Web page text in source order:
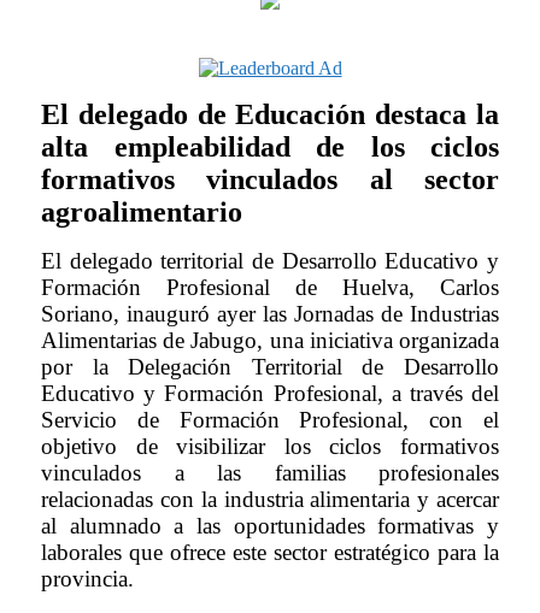
El delegado de Educación destaca la
alta empleabilidad de los ciclos
formativos vinculados al sector
agroalimentario
El delegado territorial de Desarrollo Educativo y
Formación Profesional de Huelva, Carlos
Soriano, inauguró ayer las Jornadas de Industrias
Alimentarias de Jabugo, una iniciativa organizada
por la Delegación Territorial de Desarrollo
Educativo y Formación Profesional, a través del
Servicio de Formación Profesional, con el
objetivo de visibilizar los ciclos formativos
vinculados a las familias profesionales
relacionadas con la industria alimentaria y acercar
al alumnado a las oportunidades formativas y
laborales que ofrece este sector estratégico para la
provincia.